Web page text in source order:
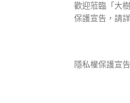
歡迎蒞臨「大
保護宣告，請
隱私權保護宣